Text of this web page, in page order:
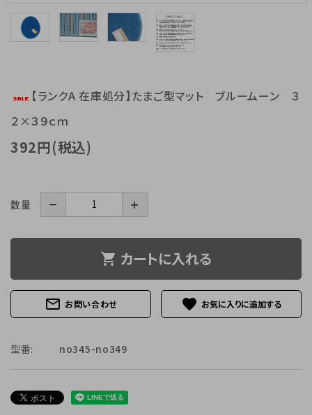
【ランクA 在庫処分】たまご型マット ブルームーン ３
２×３９ｃｍ
392円(税込)
数量 － ＋
shopping_cart カートに入れる
mail_outline お問い合わせ favorite
型番: no345-no349